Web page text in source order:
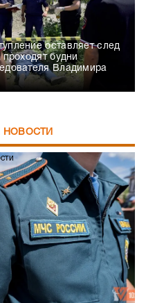
оставляет след
будни
Владимира
НОВОСТИ